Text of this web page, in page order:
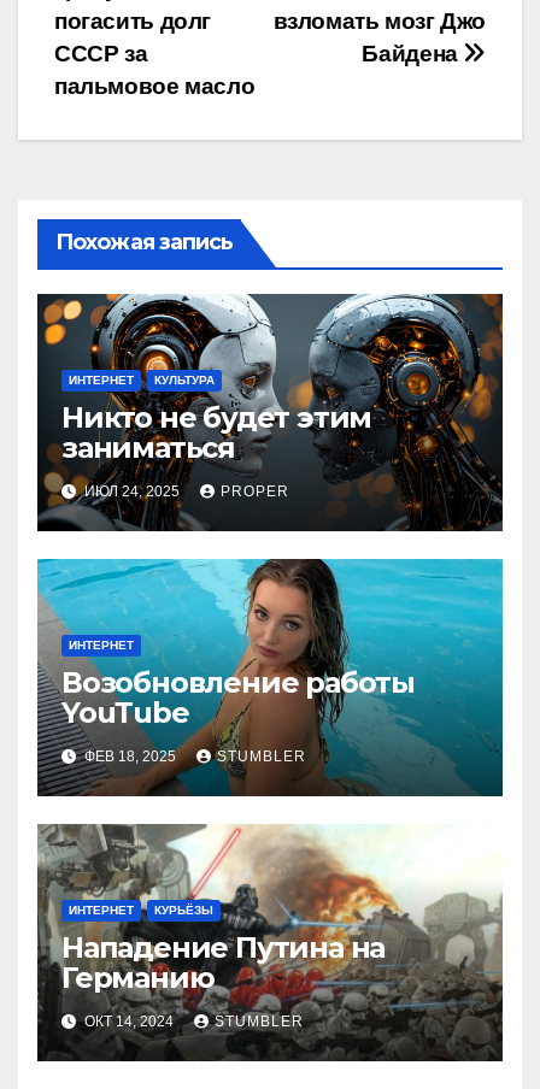
по
записям
взломать мозг Джо
Байдена
погасить долг
СССР за
пальмовое масло
Похожая запись
ИНТЕРНЕТ КУЛЬТУРА
Никто не будет этим
заниматься
ИЮЛ 24, 2025 PROPER
ИНТЕРНЕТ
Возобновление работы
YouТube
ФЕВ 18, 2025 STUMBLER
ИНТЕРНЕТ КУРЬЁЗЫ
Нападение Путина на
Германию
ОКТ 14, 2024 STUMBLER